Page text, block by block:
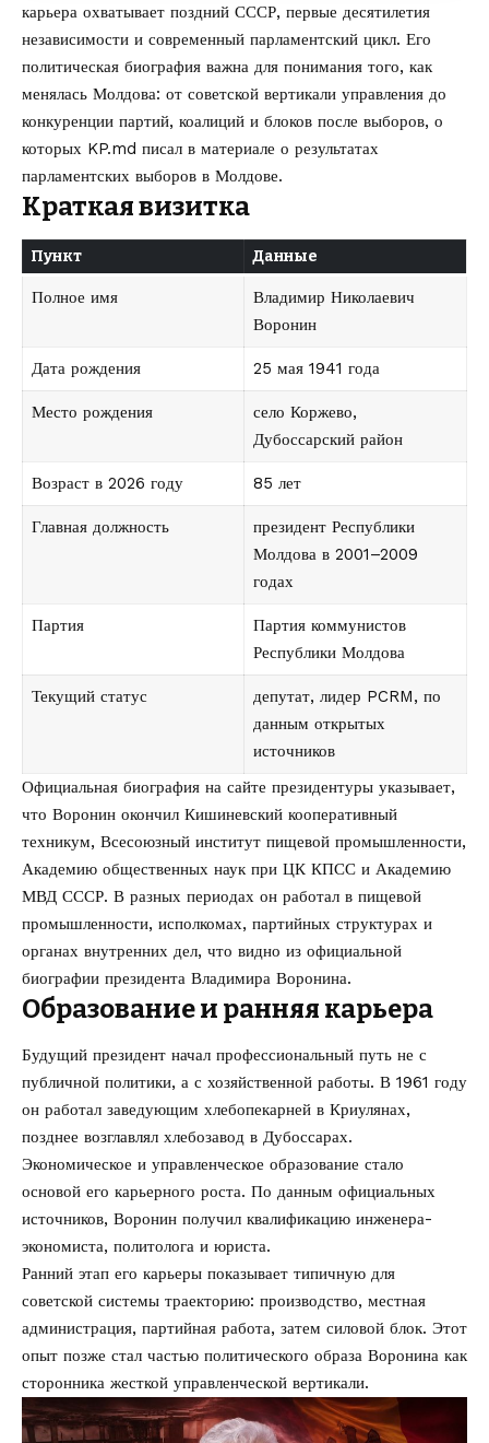
карьера охватывает поздний СССР, первые десятилетия
независимости и современный парламентский цикл. Его
политическая биография важна для понимания того, как
менялась Молдова: от советской вертикали управления до
конкуренции партий, коалиций и блоков после выборов, о
которых KP.md писал в материале о результатах
парламентских выборов в Молдове.
Краткая визитка
Пункт Данные
Полное имя
Владимир Николаевич
Воронин
Дата рождения 25 мая 1941 года
Место рождения
село Коржево,
Дубоссарский район
Возраст в 2026 году 85 лет
Главная должность
президент Республики
Молдова в 2001–2009
годах
Партия
Партия коммунистов
Республики Молдова
Текущий статус
депутат, лидер PCRM, по
данным открытых
источников
Официальная биография на сайте президентуры указывает,
что Воронин окончил Кишиневский кооперативный
техникум, Всесоюзный институт пищевой промышленности,
Академию общественных наук при ЦК КПСС и Академию
МВД СССР. В разных периодах он работал в пищевой
промышленности, исполкомах, партийных структурах и
органах внутренних дел, что видно из официальной
биографии президента Владимира Воронина.
Образование и ранняя карьера
Будущий президент начал профессиональный путь не с
публичной политики, а с хозяйственной работы. В 1961 году
он работал заведующим хлебопекарней в Криулянах,
позднее возглавлял хлебозавод в Дубоссарах.
Экономическое и управленческое образование стало
основой его карьерного роста. По данным официальных
источников, Воронин получил квалификацию инженера-
экономиста, политолога и юриста.
Ранний этап его карьеры показывает типичную для
советской системы траекторию: производство, местная
администрация, партийная работа, затем силовой блок. Этот
опыт позже стал частью политического образа Воронина как
сторонника жесткой управленческой вертикали.